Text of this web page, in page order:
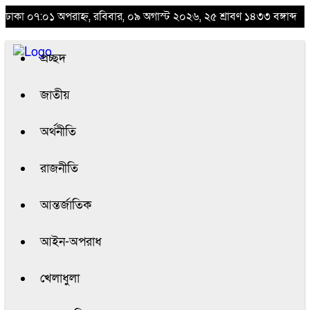
ঢাকা ০৭:০১ অপরাহ্ন, রবিবার, ০৯ অগাস্ট ২০২৬, ২৫ শ্রাবণ ১৪৩৩ বঙ্গাব্দ
প্রচ্ছদ
জাতীয়
অর্থনীতি
রাজনীতি
আন্তর্জাতিক
আইন-অপরাধ
খেলাধুলা